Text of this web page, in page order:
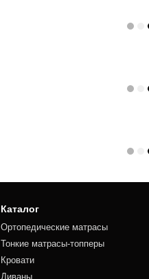
Каталог
Ортопедические матрасы
Тонкие матрасы-топперы
Кровати
Диваны